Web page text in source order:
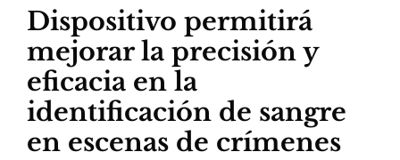
Dispositivo permitirá
mejorar la precisión y
eficacia en la
identificación de sangre
en escenas de crímenes